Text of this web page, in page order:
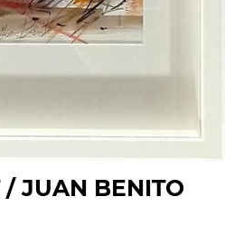
/ JUAN BENITO